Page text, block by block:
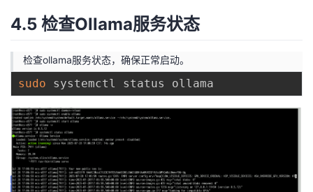
4.5 检查Ollama服务状态
检查ollama服务状态，确保正常启动。
sudo